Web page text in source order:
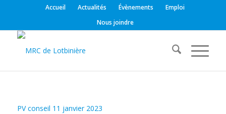
Accueil Actualités Évènements
Emploi
Nous joindre
PV conseil 11 janvier 2023